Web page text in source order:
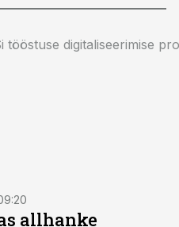
tööstuse digitaliseerimise
allhanke